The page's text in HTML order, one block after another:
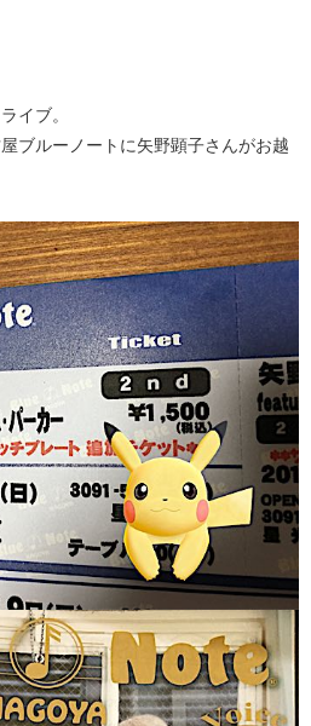
イブ。
ブルーノートに矢野顕子さんがお越